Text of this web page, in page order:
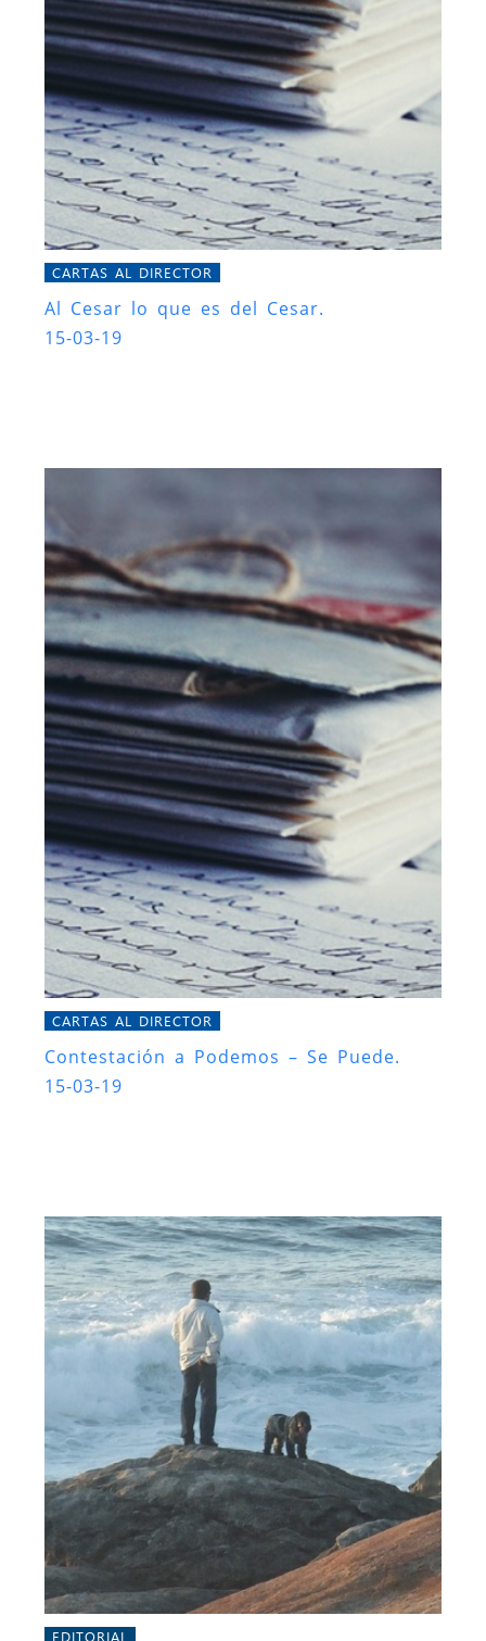
CARTAS AL DIRECTOR
Al Cesar lo que es del Cesar.
15-03-19
CARTAS AL DIRECTOR
Contestación a Podemos – Se Puede.
15-03-19
EDITORIAL